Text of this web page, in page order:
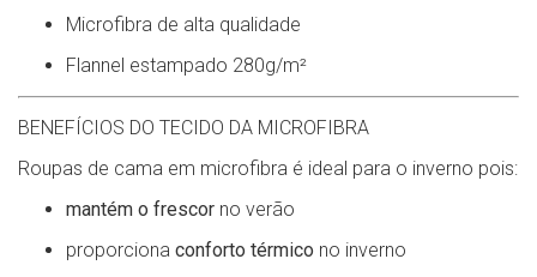
Microfibra de alta qualidade
Flannel estampado 280g/m²
BENEFÍCIOS DO TECIDO DA MICROFIBRA
Roupas de cama em microfibra é ideal para o inverno pois:
mantém o frescor no verão
proporciona conforto térmico no inverno